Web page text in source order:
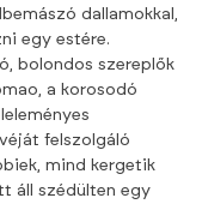
dallamokkal,
egy estére.
bolondos szereplők
a korosodó
felszolgáló
mind kergetik
áll szédülten egy